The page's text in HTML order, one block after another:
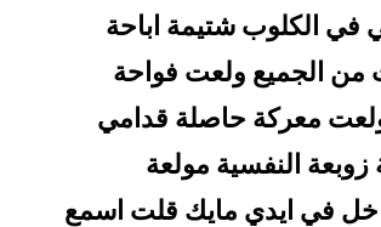
الكلوب شتيمة اباحة
الجميع ولعت فواحة
معركة حاصلة قدامي
النفسية مولعة
في ايدي مايك قلت اسمع